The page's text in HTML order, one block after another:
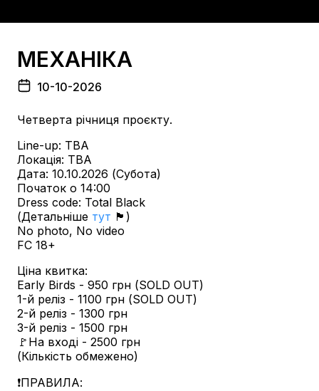
МЕХАНІКА
10-10-2026
Четверта річниця проєкту.
Line-up: TBA
Локація: TBA
Дата: 10.10.2026 (Субота)
Початок о 14:00
Dress code: Total Black
(Детальніше тут 🏴)
No photo, No video
FC 18+
Ціна квитка:
Early Birds - 950 грн (SOLD OUT)
1-й реліз - 1100 грн (SOLD OUT)
2-й реліз - 1300 грн
3-й реліз - 1500 грн
🚩На вході - 2500 грн
(Кількість обмежено)
❗️ПРАВИЛА: